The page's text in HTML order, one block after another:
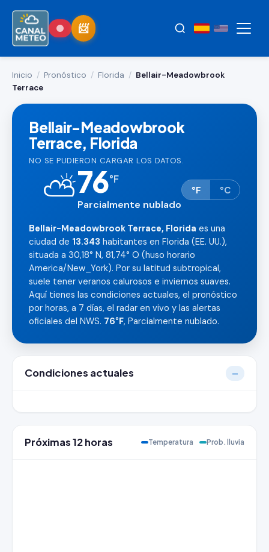
Inicio / Pronóstico / Florida / Bellair-Meadowbrook
Terrace
Bellair-Meadowbrook
Terrace, Florida
NO SE PUDIERON CARGAR LOS DATOS.
⛅76°F
Parcialmente nublado
°F °C
Bellair-Meadowbrook Terrace, Florida es una
ciudad de 13.343 habitantes en Florida (EE. UU.),
situada a 30,18° N, 81,74° O (huso horario
America/New_York). Por su latitud subtropical,
suele tener veranos calurosos e inviernos suaves.
Aquí tienes las condiciones actuales, el pronóstico
por horas, a 7 días, el radar en vivo y las alertas
oficiales del NWS. 76°F, Parcialmente nublado.
Condiciones actuales —
Próximas 12 horas Temperatura Prob. lluvia